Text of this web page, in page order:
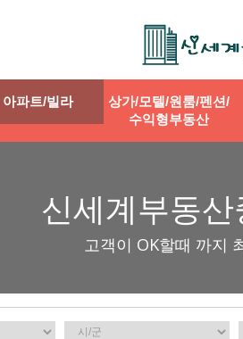
아파트/빌라
상가/모텔/원룸/펜션/
수익형부동산
신세계부동
고객이 OK할때 까지